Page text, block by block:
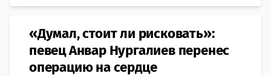
«Думал, стоит ли рисковать»:
певец Анвар Нургалиев перенес
операцию на сердце